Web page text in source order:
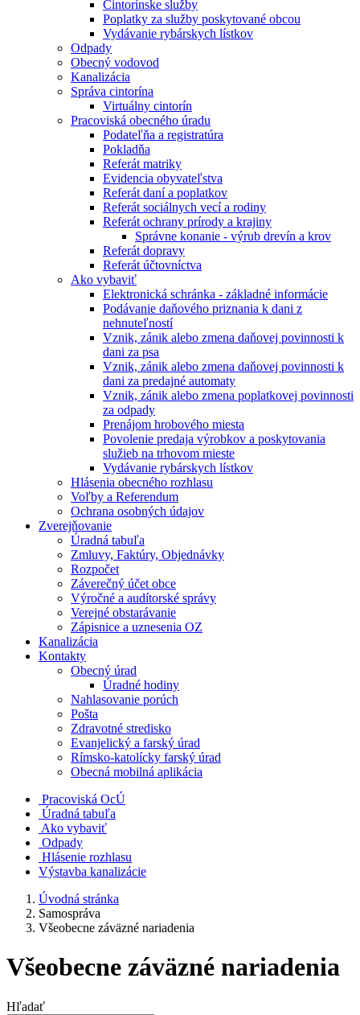
Cintorínske služby
Poplatky za služby poskytované obcou
Vydávanie rybárskych lístkov
Odpady
Obecný vodovod
Kanalizácia
Správa cintorína
Virtuálny cintorín
Pracoviská obecného úradu
Podateľňa a registratúra
Pokladňa
Referát matriky
Evidencia obyvateľstva
Referát daní a poplatkov
Referát sociálnych vecí a rodiny
Referát ochrany prírody a krajiny
Správne konanie - výrub drevín a krov
Referát dopravy
Referát účtovníctva
Ako vybaviť
Elektronická schránka - základné informácie
Podávanie daňového priznania k dani z
nehnuteľností
Vznik, zánik alebo zmena daňovej povinnosti k
dani za psa
Vznik, zánik alebo zmena daňovej povinnosti k
dani za predajné automaty
Vznik, zánik alebo zmena poplatkovej povinnosti
za odpady
Prenájom hrobového miesta
Povolenie predaja výrobkov a poskytovania
služieb na trhovom mieste
Vydávanie rybárskych lístkov
Hlásenia obecného rozhlasu
Voľby a Referendum
Ochrana osobných údajov
Zverejňovanie
Úradná tabuľa
Zmluvy, Faktúry, Objednávky
Rozpočet
Záverečný účet obce
Výročné a audítorské správy
Verejné obstarávanie
Zápisnice a uznesenia OZ
Kanalizácia
Kontakty
Obecný úrad
Úradné hodiny
Nahlasovanie porúch
Pošta
Zdravotné stredisko
Evanjelický a farský úrad
Rímsko-katolícky farský úrad
Obecná mobilná aplikácia
Pracoviská OcÚ
Úradná tabuľa
Ako vybaviť
Odpady
Hlásenie rozhlasu
Výstavba kanalizácie
Úvodná stránka
Samospráva
Všeobecne záväzné nariadenia
Všeobecne záväzné nariadenia
Hľadať